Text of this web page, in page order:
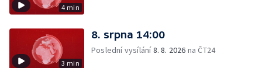
4 min
3 min
8. srpna 14:00
Poslední vysílání8. 8. 2026 na ČT24